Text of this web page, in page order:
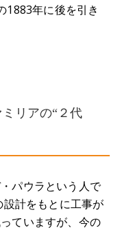
1883年に後を引き
リアの“２代
パウラという人で
計をもとに工事が
ていますが、今の